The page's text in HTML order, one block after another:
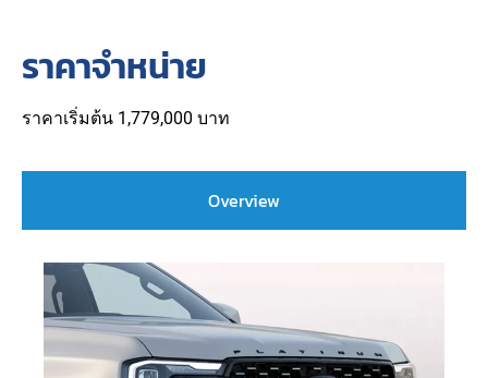
ราคาจำหน่าย
ราคาเริ่มต้น 1,779,000 บาท
Overview